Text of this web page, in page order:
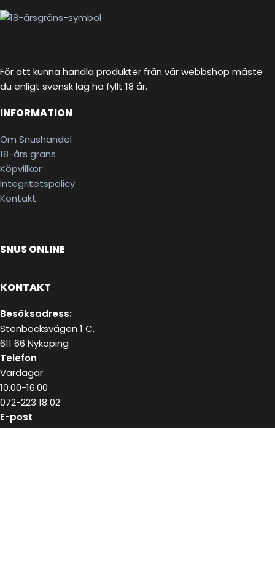
För att kunna handla produkter från vår webbshop måste
du enligt svensk lag ha fyllt 18 år.
INFORMATION
Om Snushandel
18-års gräns
Köpvillkor
Integritetspolicy
Kontakt
SNUS ONLINE
KONTAKT
Besöksadress:
Stenbocksvägen 1 C,
611 66 Nyköping
Telefon
Vardagar
10.00-16.00
072-223 18 02
E-post
kundservice@snushandel.se